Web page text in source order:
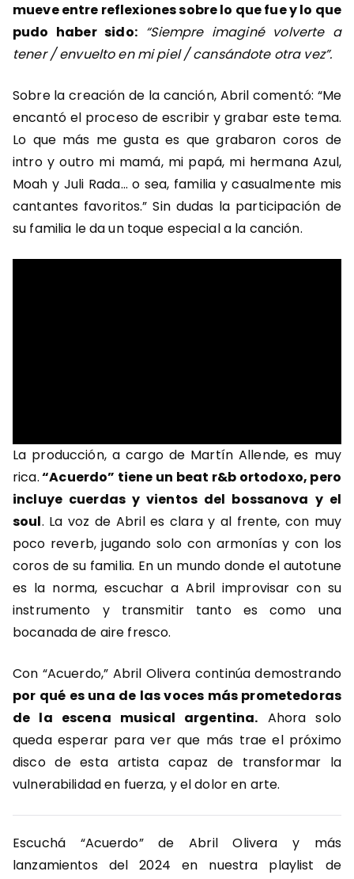
mueve entre reflexiones sobre lo que fue y lo que
pudo haber sido: “Siempre imaginé volverte a
tener / envuelto en mi piel / cansándote otra vez”.
Sobre la creación de la canción, Abril comentó: “Me
encantó el proceso de escribir y grabar este tema.
Lo que más me gusta es que grabaron coros de
intro y outro mi mamá, mi papá, mi hermana Azul,
Moah y Juli Rada… o sea, familia y casualmente mis
cantantes favoritos.” Sin dudas la participación de
su familia le da un toque especial a la canción.
La producción, a cargo de Martín Allende, es muy
rica.“Acuerdo” tiene un beat r&b ortodoxo, pero
incluye cuerdas y vientos del bossanova y el
soul. La voz de Abril es clara y al frente, con muy
poco reverb, jugando solo con armonías y con los
coros de su familia. En un mundo donde el autotune
es la norma, escuchar a Abril improvisar con su
instrumento y transmitir tanto es como una
bocanada de aire fresco.
Con “Acuerdo,” Abril Olivera continúa demostrando
por qué es una de las voces más prometedoras
de la escena musical argentina. Ahora solo
queda esperar para ver que más trae el próximo
disco de esta artista capaz de transformar la
vulnerabilidad en fuerza, y el dolor en arte.
Escuchá “Acuerdo” de Abril Olivera y más
lanzamientos del 2024 en nuestra playlist de